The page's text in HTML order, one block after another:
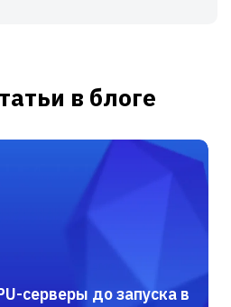
в блоге
серверы до запуска в